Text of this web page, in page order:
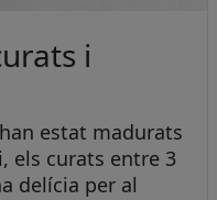
i
estat madurats
els curats entre 3
delícia per al